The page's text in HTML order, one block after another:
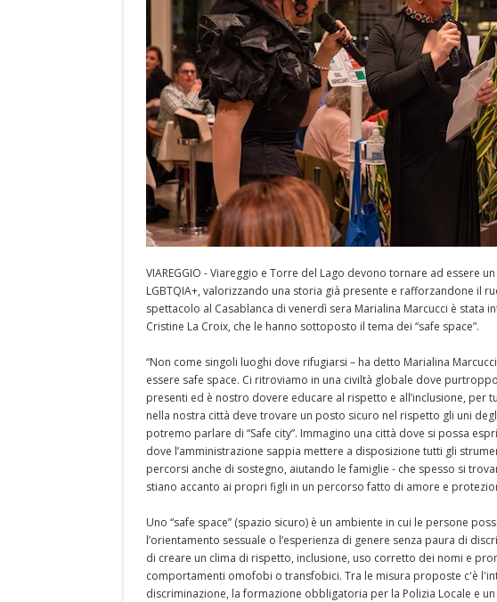
VIAREGGIO - Viareggio e Torre del Lago devono tornare ad essere
LGBTQIA+, valorizzando una storia già presente e rafforzandone il
spettacolo al Casablanca di venerdì sera Marialina Marcucci è stata
Cristine La Croix, che le hanno sottoposto il tema dei “safe space”.
“Non come singoli luoghi dove rifugiarsi – ha detto Marialina
essere safe space. Ci ritroviamo in una civiltà globale dove
presenti ed è nostro dovere educare al rispetto e all’inclusione, per
nella nostra città deve trovare un posto sicuro nel rispetto gli uni
potremo parlare di “Safe city”. Immagino una città dove si possa
dove l’amministrazione sappia mettere a disposizione tutti gli
percorsi anche di sostegno, aiutando le famiglie - che spesso si
stiano accanto ai propri figli in un percorso fatto di amore e
Uno “safe space” (spazio sicuro) è un ambiente in cui le persone
l’orientamento sessuale o l’esperienza di genere senza paura di
di creare un clima di rispetto, inclusione, uso corretto dei nomi e
comportamenti omofobi o transfobici. Tra le misura proposte c'è
discriminazione, la formazione obbligatoria per la Polizia Locale e